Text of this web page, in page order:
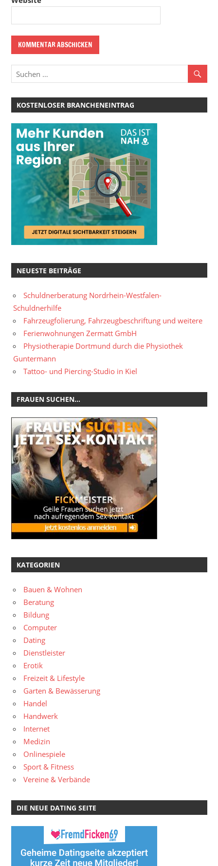
KOSTENLOSER BRANCHENEINTRAG
NEUESTE BEITRÄGE
Schuldnerberatung Nordrhein-Westfalen-
Schuldnerhilfe
Fahrzeugfolierung, Fahrzeugbeschriftung und weitere
Ferienwohnungen Zermatt GmbH
Physiotherapie Dortmund durch die Physiothek
Guntermann
Tattoo- und Piercing-Studio in Kiel
FRAUEN SUCHEN…
KATEGORIEN
Bauen & Wohnen
Beratung
Bildung
Computer
Dating
Dienstleister
Erotik
Freizeit & Lifestyle
Garten & Bewässerung
Handel
Handwerk
Internet
Medizin
Onlinespiele
Sport & Fitness
Vereine & Verbände
DIE NEUE DATING SEITE